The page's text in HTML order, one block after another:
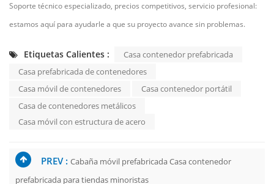
Soporte técnico especializado, precios competitivos, servicio profesional:
estamos aquí para ayudarle a que su proyecto avance sin problemas.
Etiquetas Calientes :
Casa contenedor prefabricada
Casa prefabricada de contenedores
Casa móvil de contenedores
Casa contenedor portátil
Casa de contenedores metálicos
Casa móvil con estructura de acero
PREV : Cabaña móvil prefabricada Casa contenedor
prefabricada para tiendas minoristas